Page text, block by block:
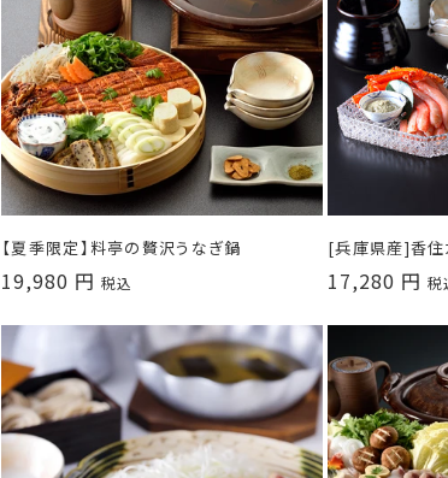
【夏季限定】料亭の贅沢うなぎ鍋
通
価
格
19,980 円 税込
[兵庫県産]香住
通
格
17,280 円 税